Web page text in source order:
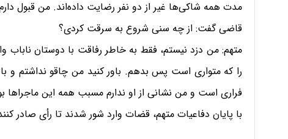
مدت همه شاکی‌ها غیر از دو نفر رضایت داده‌اند. من قبول
قاضی گفت: از چه سنی شروع به سرقت کردی؟
متهم: من دزد نیستم، فقط به خاطر رفاقت با دوستان ناباب
را که متواری است پس بدهم. باور کنید من چاقو نداشتم و
فراری است و من نشانی از او ندارم مسبب همه این ماجراها
با پایان دفاعیات متهم، قضات وارد شور شدند تا رأی صادر